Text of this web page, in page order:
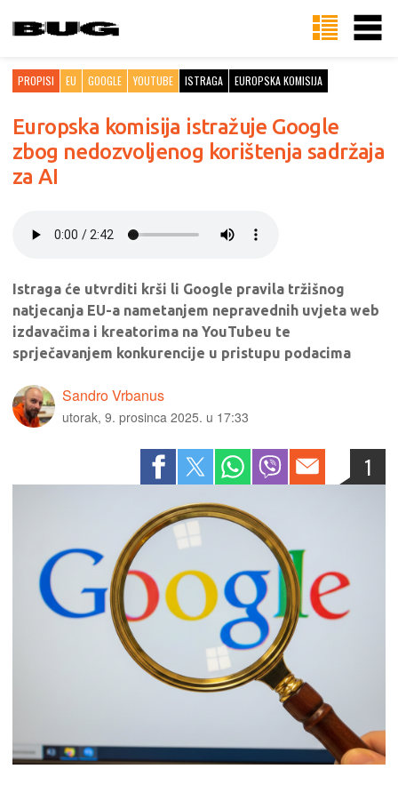
PROPISI EU GOOGLE YOUTUBE ISTRAGA EUROPSKA KOMISIJA
Europska komisija istražuje Google
zbog nedozvoljenog korištenja sadržaja
za AI
Istraga će utvrditi krši li Google pravila tržišnog
natjecanja EU-a nametanjem nepravednih uvjeta web
izdavačima i kreatorima na YouTubeu te
sprječavanjem konkurencije u pristupu podacima
Sandro Vrbanus
utorak, 9. prosinca 2025. u 17:33
1